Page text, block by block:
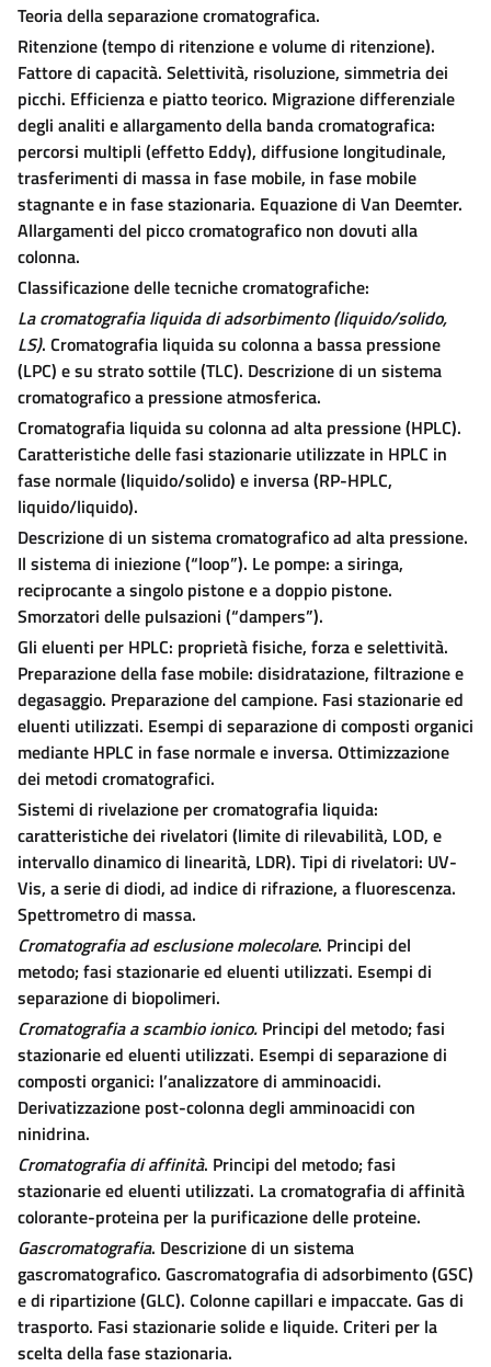
Teoria della separazione cromatografica.
Ritenzione (tempo di ritenzione e volume di ritenzione).
Fattore di capacità. Selettività, risoluzione, simmetria dei
picchi. Efficienza e piatto teorico. Migrazione differenziale
degli analiti e allargamento della banda cromatografica:
percorsi multipli (effetto Eddy), diffusione longitudinale,
trasferimenti di massa in fase mobile, in fase mobile
stagnante e in fase stazionaria. Equazione di Van Deemter.
Allargamenti del picco cromatografico non dovuti alla
colonna.
Classificazione delle tecniche cromatografiche:
La cromatografia liquida di adsorbimento (liquido/solido,
LS). Cromatografia liquida su colonna a bassa pressione
(LPC) e su strato sottile (TLC). Descrizione di un sistema
cromatografico a pressione atmosferica.
Cromatografia liquida su colonna ad alta pressione (HPLC).
Caratteristiche delle fasi stazionarie utilizzate in HPLC in
fase normale (liquido/solido) e inversa (RP-HPLC,
liquido/liquido).
Descrizione di un sistema cromatografico ad alta pressione.
Il sistema di iniezione (“loop”). Le pompe: a siringa,
reciprocante a singolo pistone e a doppio pistone.
Smorzatori delle pulsazioni (“dampers”).
Gli eluenti per HPLC: proprietà fisiche, forza e selettività.
Preparazione della fase mobile: disidratazione, filtrazione e
degasaggio. Preparazione del campione. Fasi stazionarie ed
eluenti utilizzati. Esempi di separazione di composti organici
mediante HPLC in fase normale e inversa. Ottimizzazione
dei metodi cromatografici.
Sistemi di rivelazione per cromatografia liquida:
caratteristiche dei rivelatori (limite di rilevabilità, LOD, e
intervallo dinamico di linearità, LDR). Tipi di rivelatori: UV-
Vis, a serie di diodi, ad indice di rifrazione, a fluorescenza.
Spettrometro di massa.
Cromatografia ad esclusione molecolare. Principi del
metodo; fasi stazionarie ed eluenti utilizzati. Esempi di
separazione di biopolimeri.
Cromatografia a scambio ionico. Principi del metodo; fasi
stazionarie ed eluenti utilizzati. Esempi di separazione di
composti organici: l’analizzatore di amminoacidi.
Derivatizzazione post-colonna degli amminoacidi con
ninidrina.
Cromatografia di affinità. Principi del metodo; fasi
stazionarie ed eluenti utilizzati. La cromatografia di affinità
colorante-proteina per la purificazione delle proteine.
Gascromatografia. Descrizione di un sistema
gascromatografico. Gascromatografia di adsorbimento (GSC)
e di ripartizione (GLC). Colonne capillari e impaccate. Gas di
trasporto. Fasi stazionarie solide e liquide. Criteri per la
scelta della fase stazionaria.